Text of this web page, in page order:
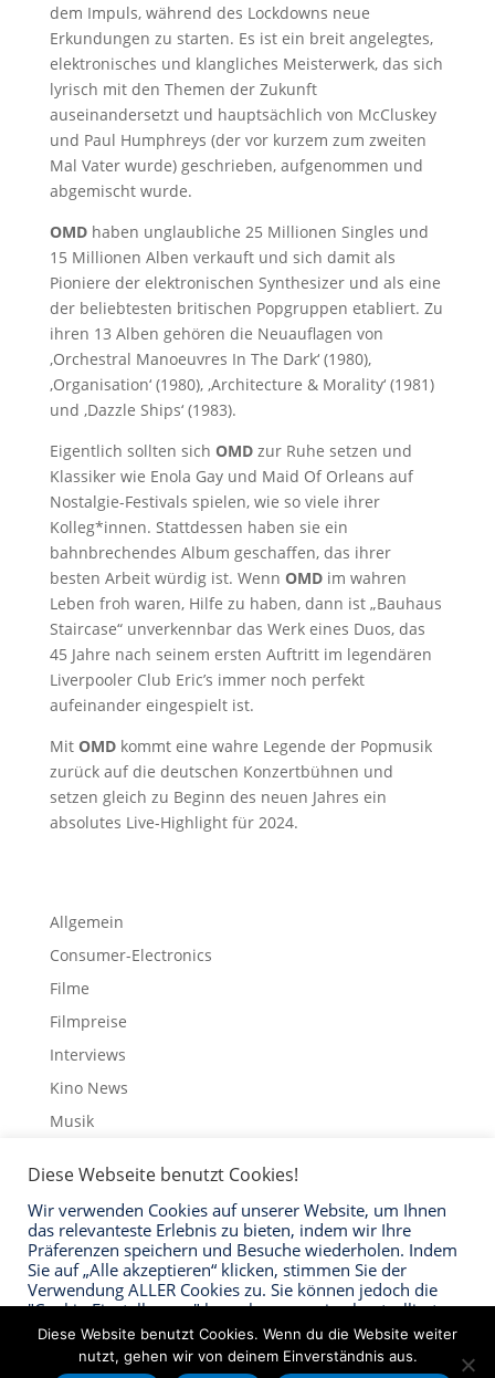
dem Impuls, während des Lockdowns neue
Erkundungen zu starten. Es ist ein breit angelegtes,
elektronisches und klangliches Meisterwerk, das sich
lyrisch mit den Themen der Zukunft
auseinandersetzt und hauptsächlich von McCluskey
und Paul Humphreys (der vor kurzem zum zweiten
Mal Vater wurde) geschrieben, aufgenommen und
abgemischt wurde.
OMDhaben unglaubliche 25 Millionen Singles und
15 Millionen Alben verkauft und sich damit als
Pioniere der elektronischen Synthesizer und als eine
der beliebtesten britischen Popgruppen etabliert. Zu
ihren 13 Alben gehören die Neuauflagen von
‚Orchestral Manoeuvres In The Dark‘ (1980),
‚Organisation‘ (1980), ‚Architecture & Morality‘ (1981)
und ‚Dazzle Ships‘ (1983).
Eigentlich sollten sich OMDzur Ruhe setzen und
Klassiker wie Enola Gay und Maid Of Orleans auf
Nostalgie-Festivals spielen, wie so viele ihrer
Kolleg*innen. Stattdessen haben sie ein
bahnbrechendes Album geschaffen, das ihrer
besten Arbeit würdig ist. Wenn OMDim wahren
Leben froh waren, Hilfe zu haben, dann ist „Bauhaus
Staircase“ unverkennbar das Werk eines Duos, das
45 Jahre nach seinem ersten Auftritt im legendären
Liverpooler Club Eric’s immer noch perfekt
aufeinander eingespielt ist.
Mit OMDkommt eine wahre Legende der Popmusik
zurück auf die deutschen Konzertbühnen und
setzen gleich zu Beginn des neuen Jahres ein
absolutes Live-Highlight für 2024.
Allgemein
Consumer-Electronics
Filme
Filmpreise
Interviews
Kino News
Musik
Streaming
Trailer
Impressum Datenschutzerklärung Kontakt
Diese Webseite benutzt Cookies!
Wir verwenden Cookies auf unserer Website, um Ihnen
das relevanteste Erlebnis zu bieten, indem wir Ihre
Präferenzen speichern und Besuche wiederholen. Indem
Sie auf „Alle akzeptieren“ klicken, stimmen Sie der
Verwendung ALLER Cookies zu. Sie können jedoch die
"Cookie-Einstellungen" besuchen, um eine kontrollierte
Zustimmung zu erteilen.
Cookie Einstellungen Akzeptieren "Alle"
Diese Website benutzt Cookies. Wenn du die Website weiter
nutzt, gehen wir von deinem Einverständnis aus.